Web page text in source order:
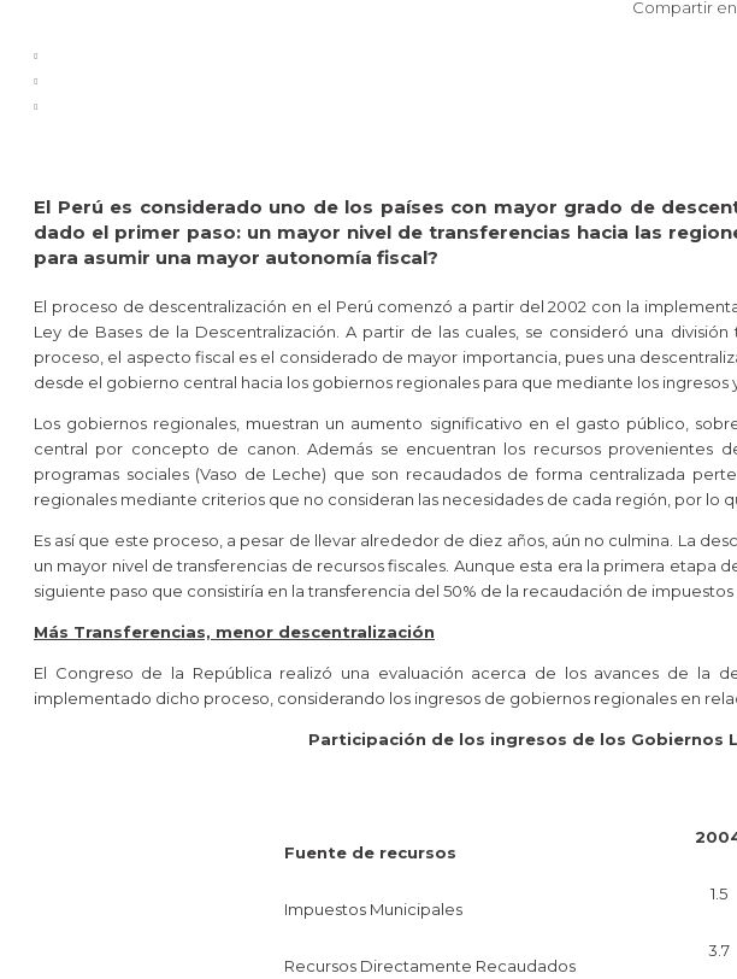
Compartir
El Perú es considerado uno de los países con mayor grado de
dado el primer paso: un mayor nivel de transferencias hacia las
para asumir una mayor autonomía fiscal?
El proceso de descentralización en el Perú comenzó a partir del 2002 con la
Ley de Bases de la Descentralización. A partir de las cuales, se consideró una
proceso, el aspecto fiscal es el considerado de mayor importancia, pues una
desde el gobierno central hacia los gobiernos regionales para que mediante los
Los gobiernos regionales, muestran un aumento significativo en el gasto público,
central por concepto de canon. Además se encuentran los recursos provenientes
programas sociales (Vaso de Leche) que son recaudados de forma centralizada
regionales mediante criterios que no consideran las necesidades de cada región, por lo
Es así que este proceso, a pesar de llevar alrededor de diez años, aún no culmina. La
un mayor nivel de transferencias de recursos fiscales. Aunque esta era la primera
siguiente paso que consistiría en la transferencia del 50% de la recaudación de impuestos
Más Transferencias, menor descentralización
El Congreso de la República realizó una evaluación acerca de los avances de la
implementado dicho proceso, considerando los ingresos de gobiernos regionales en
Participación de los ingresos de los Gobiernos
Fuente de recursos
Impuestos Municipales
1.5
Recursos Directamente Recaudados
3.7